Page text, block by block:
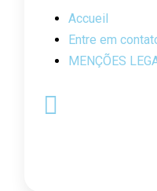
Accueil
Entre em
MENÇÕES